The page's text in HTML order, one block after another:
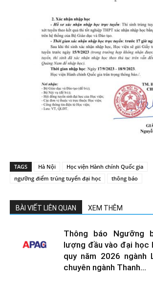
TAGS Hà Nội
Học viện Hành chính Quốc gia
ngưỡng điểm trúng tuyển đại học
thông báo
BÀI VIẾT LIÊN QUAN XEM THÊM
Thông báo Ngưỡng
lượng đầu vào đại học
quy năm 2026 ngành
chuyên ngành Thanh...